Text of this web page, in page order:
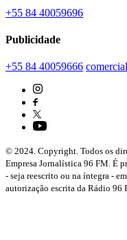
+55 84 40059696
Publicidade
+55 84 40059666
© 2024. Copyright. Todos os
Empresa Jornalística 96 FM. É
- seja reescrito ou na íntegra -
autorização escrita da Rádio 96